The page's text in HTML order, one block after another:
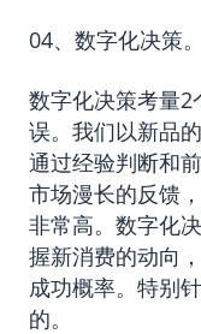
04、数字化决策。
数字化决策考量2
误。我们以新品
通过经验判断和
市场漫长的反馈
非常高。数字化
握新消费的动向
成功概率。特别
的。